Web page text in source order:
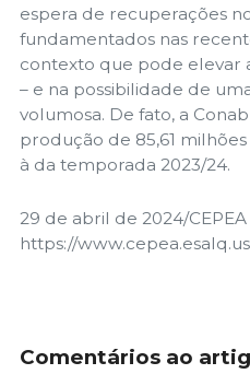
espera de recuperações
fundamentados nas
contexto que pode elevar
– e na possibilidade de
volumosa. De fato, a
produção de 85,61
à da temporada 2023/24.
29 de abril de 2024/CEPEA
https://
Comentários ao